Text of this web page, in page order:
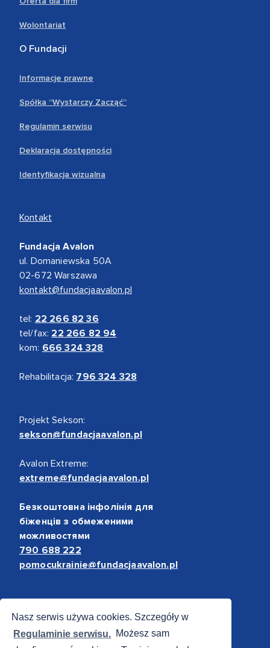
Nasz serwis używa cookies. Szczegóły w
Regulaminie serwisu. Możesz sam
Wolontariat
O Fundacji
Informacje prawne
Spółka “Wystarczy Zacząć”
Regulamin serwisu
Deklaracja dostępności
Identyfikacja wizualna
Kontakt
Fundacja Avalon
ul. Domaniewska 50A
02-672 Warszawa
kontakt@fundacjaavalon.pl
tel: 22 266 82 36
tel/fax: 22 266 82 94
kom: 666 324 328
Rehabilitacja: 796 324 328
Projekt Sekson:
sekson@fundacjaavalon.pl
Avalon Extreme:
extreme@fundacjaavalon.pl
Безкоштовна інфолінія для
біженців з обмеженими
можливостями
790 688 222
pomocukrainie@fundacjaavalon.pl
Bezpieczne płatności